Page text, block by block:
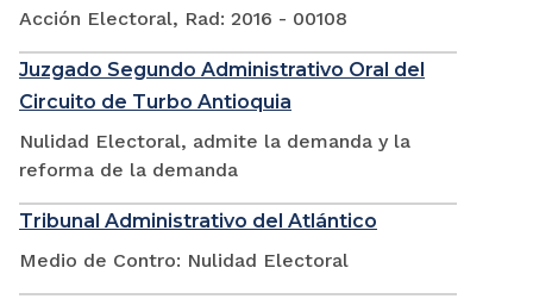
Acción Electoral, Rad: 2016 - 00108
Juzgado Segundo Administrativo Oral del
Circuito de Turbo Antioquia
Nulidad Electoral, admite la demanda y la
reforma de la demanda
Tribunal Administrativo del Atlántico
Medio de Contro: Nulidad Electoral